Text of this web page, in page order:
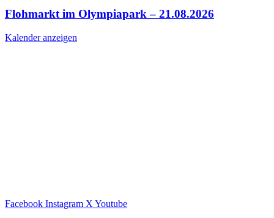
Flohmarkt im Olympiapark – 21.08.2026
Kalender anzeigen
Facebook Instagram X Youtube